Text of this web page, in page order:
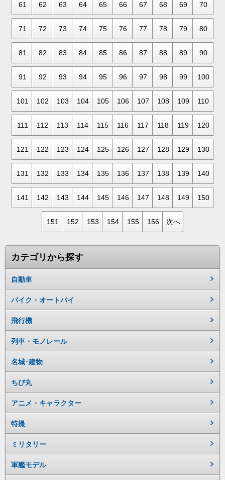
61 62 63 64 65 66 67 68 69 70
71 72 73 74 75 76 77 78 79 80
81 82 83 84 85 86 87 88 89 90
91 92 93 94 95 96 97 98 99 100
101 102 103 104 105 106 107 108 109 110
111 112 113 114 115 116 117 118 119 120
121 122 123 124 125 126 127 128 129 130
131 132 133 134 135 136 137 138 139 140
141 142 143 144 145 146 147 148 149 150
151 152 153 154 155 156 次へ
カテゴリから探す
自動車
バイク・オートバイ
飛行機
列車・モノレール
名城･建物
ちび丸
アニメ・キャラクター
特撮
ミリタリー
軍艦モデル